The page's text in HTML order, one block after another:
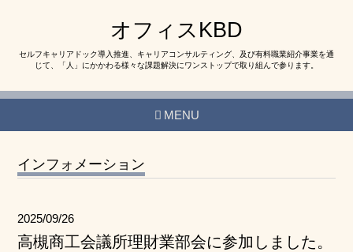
オフィスKBD
セルフキャリアドック導入推進、キャリアコンサルティング、及び有料職業紹介事業を通
じて、「人」にかかわる様々な課題解決にワンストップで取り組んで参ります。
MENU
インフォメーション
2025/09/26
高槻商工会議所理財業部会に参加しました。